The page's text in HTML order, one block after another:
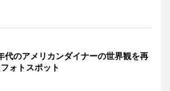
代のアメリカンダイナーの世界観を再
ォトスポット